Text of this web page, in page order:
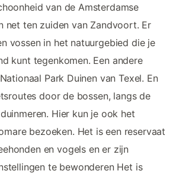
van de Amsterdamse
net ten zuiden van Zandvoort. Er
vossen in het natuurgebied die je
kunt tegenkomen. Een andere
Park Duinen van Texel. En
door de bossen, langs de
Hier kun je ook het
bezoeken. Het is een reservaat
en vogels en er zijn
te bewonderen Het is